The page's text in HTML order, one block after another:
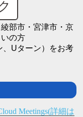
部市・宮津市・京
の方
、Uターン）をお考
Meetings(詳細は